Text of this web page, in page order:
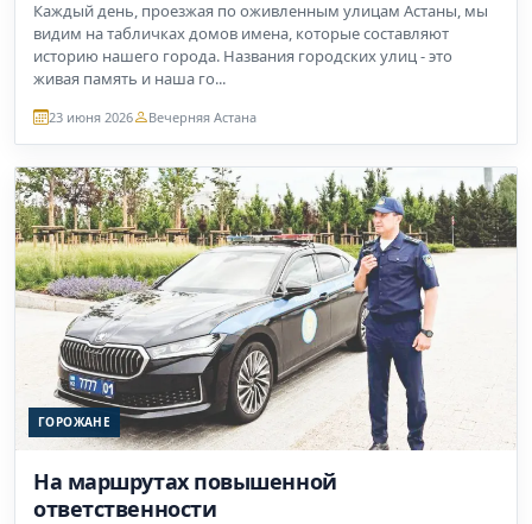
Каждый день, проезжая по оживленным улицам Астаны, мы
видим на табличках домов имена, которые составляют
историю нашего города. Названия городских улиц - это
живая память и наша го...
23 июня 2026 Вечерняя Астана
ГОРОЖАНЕ
На маршрутах повышенной
ответственности